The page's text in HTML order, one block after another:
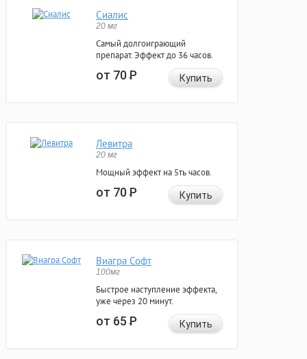
Сиалис
20 мг
Самый долгоиграющий
препарат. Эффект до 36 часов.
от 70Р Купить
Левитра
20 мг
Мощный эффект на 5ть часов.
от 70Р Купить
Виагра Софт
100мг
Быстрое наступление эффекта,
уже через 20 минут.
от 65Р Купить